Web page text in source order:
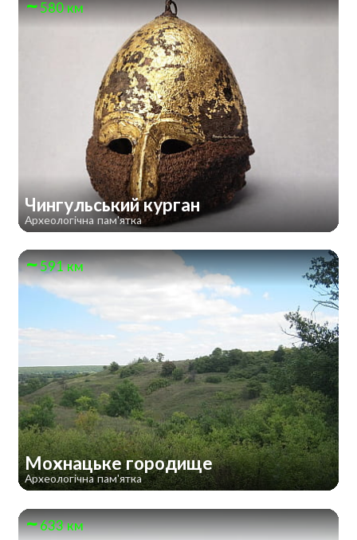
580 км
Чингульський курган
Археологічна пам'ятка
591 км
Мохнацьке городище
Археологічна пам'ятка
633 км